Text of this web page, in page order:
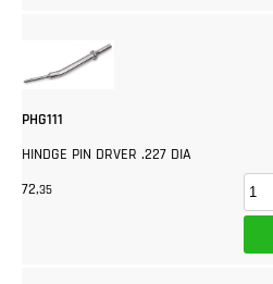
PHG111
HINDGE PIN DRVER .227 DIA
72,35